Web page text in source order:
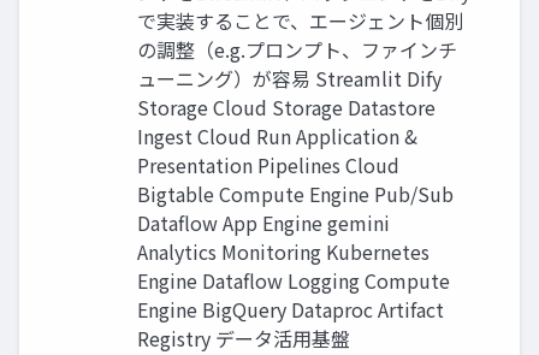
で実装することで、エージェント個別
の調整（e.g.プロンプト、ファインチ
ューニング）が容易 Streamlit Dify
Storage Cloud Storage Datastore
Ingest Cloud Run Application &
Presentation Pipelines Cloud
Bigtable Compute Engine Pub/Sub
Dataflow App Engine gemini
Analytics Monitoring Kubernetes
Engine Dataflow Logging Compute
Engine BigQuery Dataproc Artifact
Registry データ活用基盤